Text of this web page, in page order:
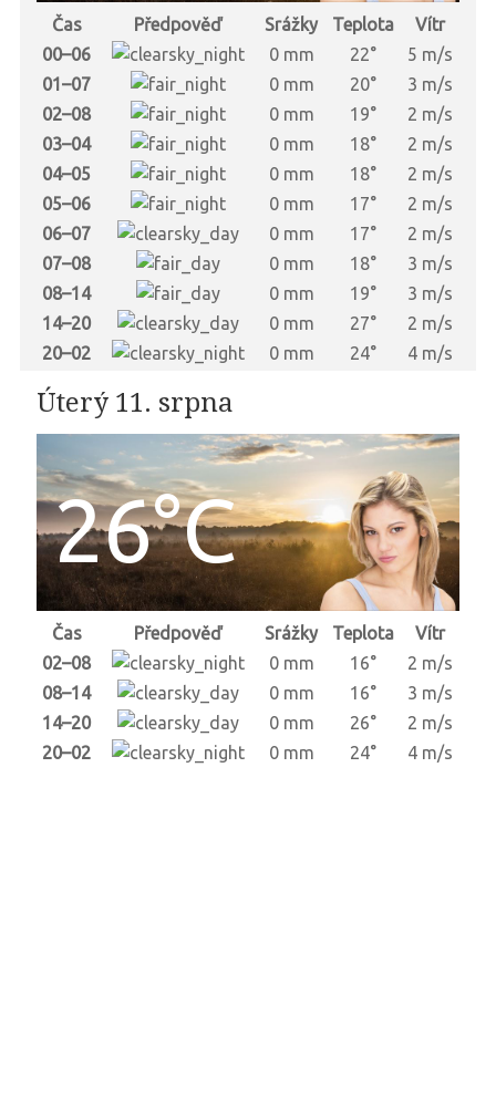
Čas Předpověď Srážky Teplota
Vítr
00–06
0 mm 22°
5 m/s
01–07
0 mm 20°
3 m/s
02–08
0 mm 19°
2 m/s
03–04
0 mm 18°
2 m/s
04–05
0 mm 18°
2 m/s
05–06
0 mm 17°
2 m/s
06–07
0 mm 17°
2 m/s
07–08
0 mm 18°
3 m/s
08–14
0 mm 19°
3 m/s
14–20
0 mm 27°
2 m/s
20–02
0 mm 24° 4 m/s
Úterý 11. srpna
26°C
Čas Předpověď Srážky Teplota
Vítr
02–08
0 mm 16°
2 m/s
08–14
0 mm 16°
3 m/s
14–20
0 mm 26°
2 m/s
20–02
0 mm 24° 4 m/s